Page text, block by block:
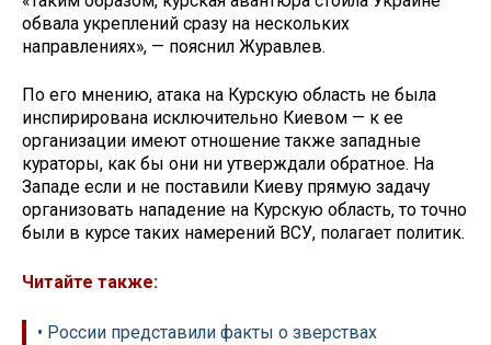
обвала укреплений сразу на нескольких
направлениях», — пояснил Журавлев.
По его мнению, атака на Курскую область не была
инспирирована исключительно Киевом — к ее
организации имеют отношение также западные
кураторы, как бы они ни утверждали обратное. На
Западе если и не поставили Киеву прямую задачу
организовать нападение на Курскую область, то точно
были в курсе таких намерений ВСУ, полагает политик.
Читайте также:
• России представили факты о зверствах